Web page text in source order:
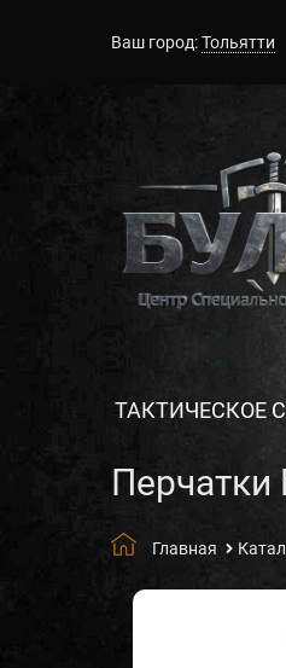
Ваш город:Тольятти
ТАКТИЧЕСКОЕ
Перчатки
Главная